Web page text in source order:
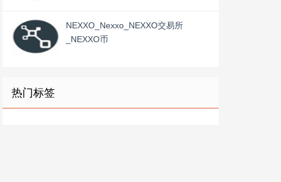
NEXXO_Nexxo_NEXXO交易所
_NEXXO币
热门标签